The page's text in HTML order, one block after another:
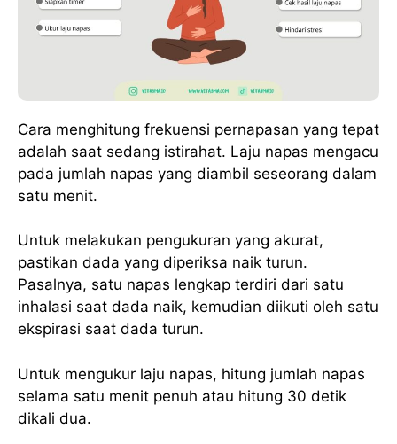
Cara menghitung frekuensi pernapasan yang tepat
adalah saat sedang istirahat. Laju napas mengacu
pada jumlah napas yang diambil seseorang dalam
satu menit.
Untuk melakukan pengukuran yang akurat,
pastikan dada yang diperiksa naik turun.
Pasalnya, satu napas lengkap terdiri dari satu
inhalasi saat dada naik, kemudian diikuti oleh satu
ekspirasi saat dada turun.
Untuk mengukur laju napas, hitung jumlah napas
selama satu menit penuh atau hitung 30 detik
dikali dua.